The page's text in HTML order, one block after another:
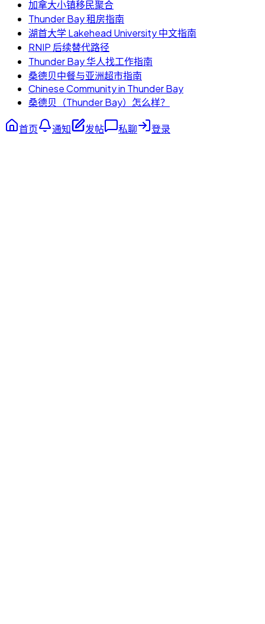
加拿大小镇移民聚合
Thunder Bay 租房指南
湖首大学 Lakehead University 中文指南
RNIP 后续替代路径
Thunder Bay 华人找工作指南
桑德贝中餐与亚洲超市指南
Chinese Community in Thunder Bay
桑德贝（Thunder Bay）怎么样？
首页 通知 发帖 私聊 登录